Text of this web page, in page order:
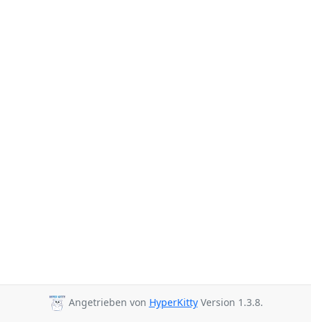
Angetrieben von HyperKittyVersion 1.3.8.